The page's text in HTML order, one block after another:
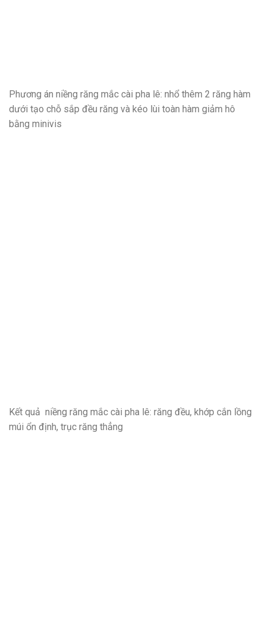
Phương án niềng răng mắc cài pha lê: nhổ thêm 2 răng hàm
dưới tạo chỗ sắp đều răng và kéo lùi toàn hàm giảm hô
bằng minivis
Kết quả niềng răng mắc cài pha lê: răng đều, khớp cắn lồng
múi ổn định, trục răng thẳng